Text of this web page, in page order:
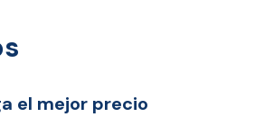
el mejor precio